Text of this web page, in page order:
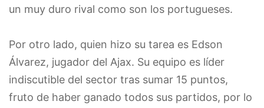
un muy duro rival como son los portugueses.
Por otro lado, quien hizo su tarea es Edson
Álvarez, jugador del Ajax. Su equipo es líder
indiscutible del sector tras sumar 15 puntos,
fruto de haber ganado todos sus partidos, por lo